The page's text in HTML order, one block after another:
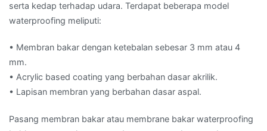
serta kedap terhadap udara. Terdapat beberapa model
waterproofing meliputi:
• Membran bakar dengan ketebalan sebesar 3 mm atau 4
mm.
• Acrylic based coating yang berbahan dasar akrilik.
• Lapisan membran yang berbahan dasar aspal.
Pasang membran bakar atau membrane bakar waterproofing